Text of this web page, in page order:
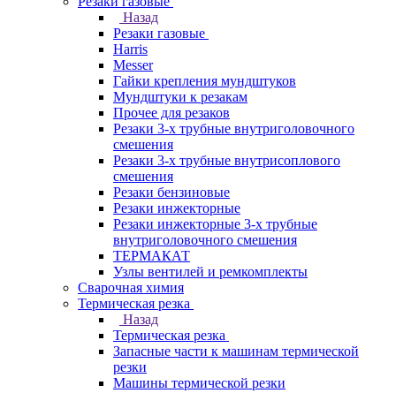
Назад
Резаки газовые
Harris
Messer
Гайки крепления мундштуков
Мундштуки к резакам
Прочее для резаков
Резаки 3-х трубные внутриголовочного
смешения
Резаки 3-х трубные внутрисоплового
смешения
Резаки бензиновые
Резаки инжекторные
Резаки инжекторные 3-х трубные
внутриголовочного смешения
ТЕРМАКАТ
Узлы вентилей и ремкомплекты
Сварочная химия
Термическая резка
Назад
Термическая резка
Запасные части к машинам термической
резки
Машины термической резки